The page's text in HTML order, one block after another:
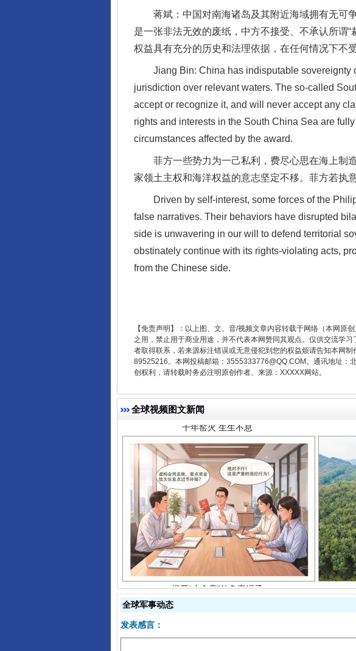
蒋斌：中国对南海诸岛及其附近海域拥有无可争
是一张非法无效的废纸，中方不接受、不承认所谓
权益具有充分的历史和法理依据，在任何情况下不受
Jiang Bin: China has indisputable sovereignty
jurisdiction over relevant waters. The so-called
accept or recognize it, and will never accept any
rights and interests in the South China Sea are
circumstances affected by the award.
菲方一些势力为一己私利，费尽心思在海上制造
家领土主权和海洋权益的意志坚定不移。菲方若执
Driven by self-interest, some forces of the
false narratives. Their behaviors have disrupted
side is unwavering in our will to defend territorial
obstinately continue with its rights-violating acts,
from the Chinese side.
【免责声明】：以上图、文、音/视频文章内容转载于网络（本网
之用，禁止用于商业用途，并不代表本网赞同其观点。仅供交流学
者取得联系，若来源标注错误或无意侵犯到您的权益烦请告知本网
89525216。本网投稿邮箱：3555333776@QQ.COM。通讯地址：
创权利，请转载时务必注明原创作者、来源：XXXXX网站。
全球视频图文新闻
完善运行机制助力责任有效落实
千年窑火 生生不息
揭开“小金库”的免责幌子
全球军事动态
发表感言：